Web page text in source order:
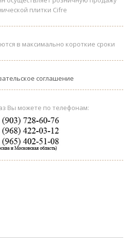
плитки Cifre
в максимально короткие сроки
соглашение
Вы можете по телефонам: